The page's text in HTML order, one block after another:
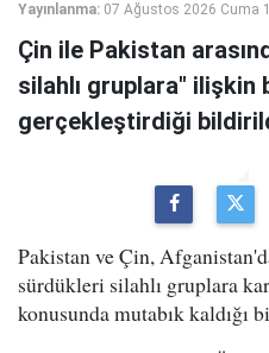
Yayınlanma: 07 Ağustos 2026 Cuma
Çin ile Pakistan
silahlı gruplara" ilişkin
gerçekleştirdiği
Pakistan ve Çin,
sürdükleri silahlı gruplara
konusunda mutabık kaldığı